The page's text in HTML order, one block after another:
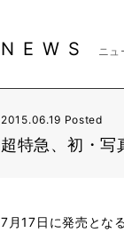
NEWS ニュ
2015.06.19 Posted
超特急、初・写
7月17日に発売とな